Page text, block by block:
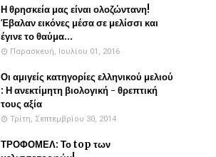
Η θρησκεία μας είναι ολοζώντανη!
Έβαλαν εικόνες μέσα σε μελίσσι και
έγινε το θαύμα...
Παρασκευή, Ιουλίου 01, 2016
Οι αμιγείς κατηγορίες ελληνικού μελιού
: Η ανεκτίμητη βιολογική - θρεπτική
τους αξία
Τρίτη, Σεπτεμβρίου 30, 2014
ΤΡΟΦΟΜΕΛ: Το top των